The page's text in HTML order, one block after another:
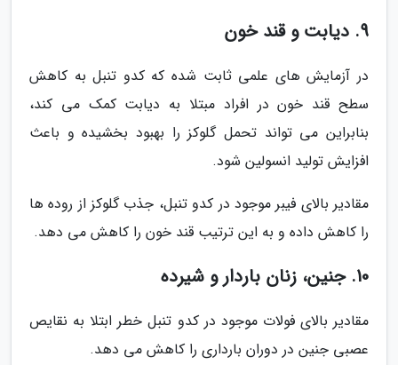
9. دیابت و قند خون
در آزمایش های علمی ثابت شده که کدو تنبل به کاهش
سطح قند خون در افراد مبتلا به دیابت کمک می کند،
بنابراین می تواند تحمل گلوکز را بهبود بخشیده و باعث
افزایش تولید انسولین شود.
مقادیر بالای فیبر موجود در کدو تنبل، جذب گلوکز از روده ها
را کاهش داده و به این ترتیب قند خون را کاهش می دهد.
10. جنین، زنان باردار و شیرده
مقادیر بالای فولات موجود در کدو تنبل خطر ابتلا به نقایص
عصبی جنین در دوران بارداری را کاهش می دهد.